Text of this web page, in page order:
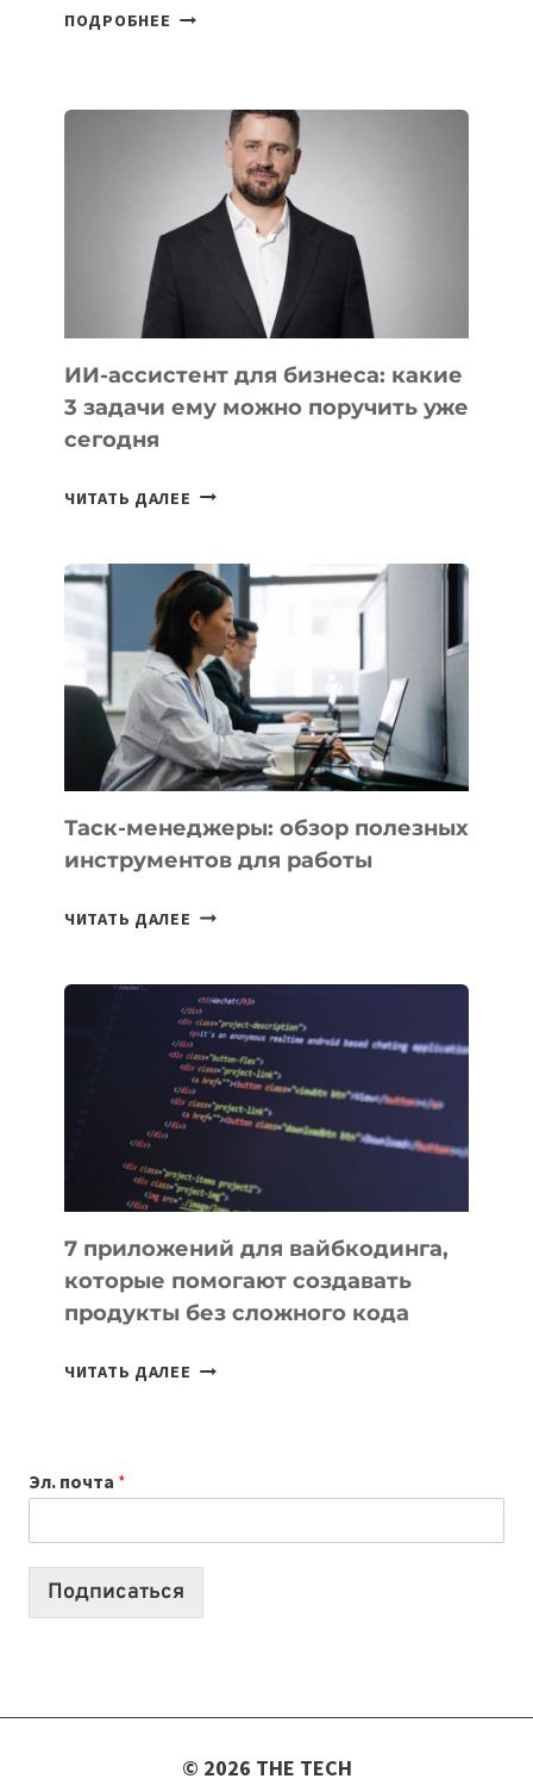
ПОДРОБНЕЕ
КОТОРЫЕ
РАЗВИВАЮТ
ТЕХНОЛОГИЧЕСКОЕ
ОБРАЗОВАНИЕ
ТАДЖИКИСТАНА
ИИ-ассистент для бизнеса: какие
3 задачи ему можно поручить уже
сегодня
ЧИТАТЬ ДАЛЕЕ ИИ-
БИЗНЕСА:
КАКИЕ
3
ЗАДАЧИ
ЕМУ
МОЖНО
ПОРУЧИТЬ
УЖЕ
СЕГОДНЯ
Таск-менеджеры: обзор полезных
инструментов для работы
ЧИТАТЬ ДАЛЕЕ ТАСК-
ПОЛЕЗНЫХ
ИНСТРУМЕНТОВ
ДЛЯ
РАБОТЫ
7 приложений для вайбкодинга,
которые помогают создавать
продукты без сложного кода
ЧИТАТЬ ДАЛЕЕ
СОЗДАВАТЬ
ПРОДУКТЫ
Эл. почта *
Подписаться
© 2026 THE TECH